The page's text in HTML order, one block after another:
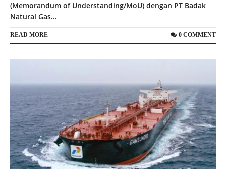
(Memorandum of Understanding/MoU) dengan PT Badak
Natural Gas...
READ MORE 0 COMMENT